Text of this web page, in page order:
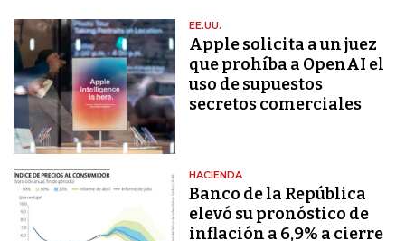
EE.UU.
Apple solicita a un juez
que prohíba a OpenAI el
uso de supuestos
secretos comerciales
HACIENDA
Banco de la República
elevó su pronóstico de
inflación a 6,9% a cierre